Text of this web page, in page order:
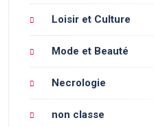
Loisir et Culture
Mode et Beauté
Necrologie
non classe